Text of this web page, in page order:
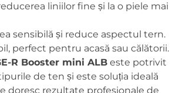
liniilor fine și la o piele mai
sensibilă și reduce aspectul tern.
perfect pentru acasă sau călătorii.
R Booster mini ALB este potrivit
de ten și este soluția ideală
doresc rezultate profesionale de